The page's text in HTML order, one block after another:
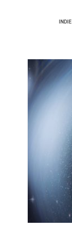
INDIE